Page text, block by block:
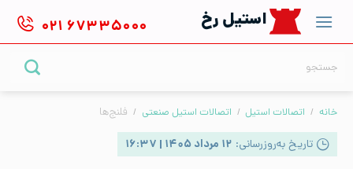
content
استیل رخ ۰۲۱ ۶۷۳۳۵۰۰۰
خانه / اتصالات استیل / اتصالات استیل صنعتی / فلنج‌ها
تاریخ به‌روزرسانی: ۱۲ مرداد ۱۴۰۵ | ۱۶:۳۷